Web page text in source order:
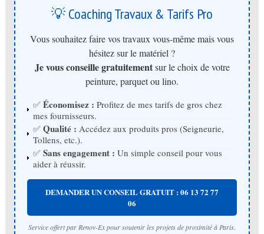
💡 Coaching Travaux & Tarifs Pro
Vous souhaitez faire vos travaux vous-même mais vous
hésitez sur le matériel ?
Je vous conseille gratuitementsur le choix de votre
peinture, parquet ou lino.
✅ Économisez : Profitez de mes tarifs de gros chez
mes fournisseurs.
✅ Qualité : Accédez aux produits pros (Seigneurie,
Tollens, etc.).
✅ Sans engagement : Un simple conseil pour vous
aider à réussir.
DEMANDER UN CONSEIL GRATUIT : 06 13 72 77
06
Service offert par Renov-Ex pour soutenir les projets de proximité à Paris.